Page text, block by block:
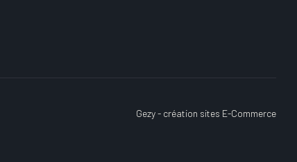
Gezy - création sites E-Commerce